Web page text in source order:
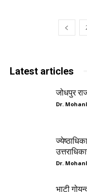
Latest articles
जोधपुर
Dr.
Dr.
भाटी